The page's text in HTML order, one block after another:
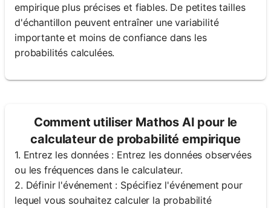
empirique plus précises et fiables. De petites tailles
d'échantillon peuvent entraîner une variabilité
importante et moins de confiance dans les
probabilités calculées.
Comment utiliser Mathos AI pour le
calculateur de probabilité empirique
1. Entrez les données : Entrez les données observées
ou les fréquences dans le calculateur.
2. Définir l'événement : Spécifiez l'événement pour
lequel vous souhaitez calculer la probabilité